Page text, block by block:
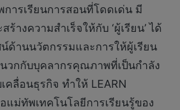
ารเรียนการสอนที่โดดเด่น มี
างความสำเร็จให้กับ ‘ผู้เรียน’ ได้
ด้านนวัตกรรมและการให้ผู้เรียน
วกกับบุคลากรคุณภาพที่เป็นกำลัง
คลื่อนธุรกิจ ทำให้ LEARN
แม่ทัพเทคโนโลยีการเรียนรู้ของ